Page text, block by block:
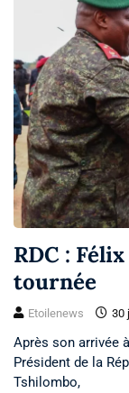
RDC :
tournée
Etoilenews 30
Après son arrivée
Président de la
Tshilombo,